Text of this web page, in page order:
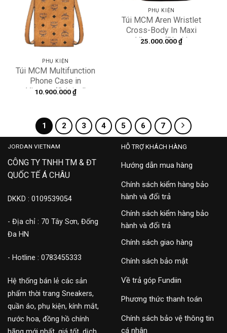
PHỤ KIỆN
Túi MCM Multifunction
Phone Case in
Visetos ‘Original’
10.900.000₫
PHỤ KIỆN
Túi MCM Aren Wristlet
Cross-Body In Maxi
Visetos ‘Black’
25.000.000₫
1 2 3 4 5 6 7
JORDAN VIETNAM
CÔNG TY TNHH TM & ĐT
QUỐC TẾ Á CHÂU
DKKD : 0109539054
- Địa chỉ : 70 Tây Sơn, Đống
Đa HN
- Hotline : 0783455333
Hệ thống bán lẻ các sản
phẩm thời trang Sneakers,
quần áo, phụ kiện, kính mắt,
nước hoa, đồng hồ chính
HỖ TRỢ KHÁCH HÀNG
Hướng dẫn mua hàng
Chính sách kiểm hàng bảo
hành và đổi trả
Chính sách kiểm hàng bảo
hành và đổi trả
Chính sách giao hàng
Chính sách bảo mật
Về trả góp Fundiin
Phương thức thanh toán
Chính sách bảo vệ thông tin
cá nhân